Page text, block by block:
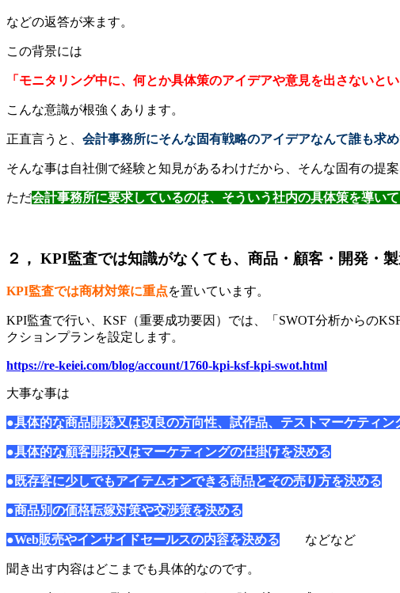
などの返答が来ます。
この背景には
「モニタリング中に、何とか具体策のアイデアや意見を出さないと
こんな意識が根強くあります。
正直言うと、 会計事務所にそんな固有戦略のアイデアなんて誰も求め
そんな事は自社側で経験と知見があるわけだから、そんな固有の提
ただ会計事務所に要求しているのは、そういう社内の具体策を導い
２， KPI監査では知識がなくても、商品・顧客・開発・
KPI監査では商材対策に重点を置いています。
KPI監査で行い、KSF（重要成功要因）では、「SWOT分析からの
クションプランを設定します。
https://re-keiei.com/blog/account/1760-kpi-ksf-kpi-swot.html
大事な事は
●具体的な商品開発又は改良の方向性、試作品、テストマーケティン
●具体的な顧客開拓又はマーケティングの仕掛けを決める
●既存客に少しでもアイテムオンできる商品とその売り方を決める
●商品別の価格転嫁対策や交渉策を決める
●Web販売やインサイドセールスの内容を決める などなど
聞き出す内容はどこまでも具体的なのです。